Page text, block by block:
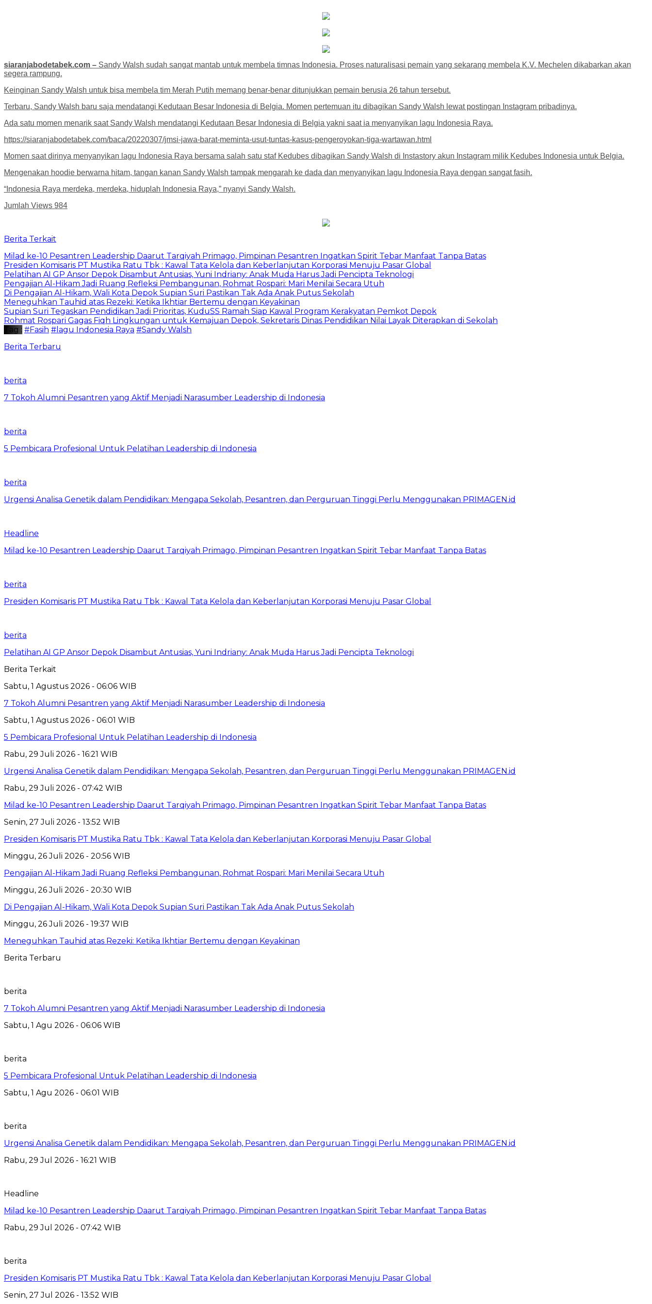
siaranjabodetabek.com – Sandy Walsh sudah sangat mantab untuk membela timnas Indonesia. Proses naturalisasi pemain yang sekarang membela K.V. Mechelen dikabarkan akan
segera rampung.
Keinginan Sandy Walsh untuk bisa membela tim Merah Putih memang benar-benar ditunjukkan pemain berusia 26 tahun tersebut.
Terbaru, Sandy Walsh baru saja mendatangi Kedutaan Besar Indonesia di Belgia. Momen pertemuan itu dibagikan Sandy Walsh lewat postingan Instagram pribadinya.
Ada satu momen menarik saat Sandy Walsh mendatangi Kedutaan Besar Indonesia di Belgia yakni saat ia menyanyikan lagu Indonesia Raya.
https://siaranjabodetabek.com/baca/20220307/jmsi-jawa-barat-meminta-usut-tuntas-kasus-pengeroyokan-tiga-wartawan.html
Momen saat dirinya menyanyikan lagu Indonesia Raya bersama salah satu staf Kedubes dibagikan Sandy Walsh di Instastory akun Instagram milik Kedubes Indonesia untuk Belgia.
Mengenakan hoodie berwarna hitam, tangan kanan Sandy Walsh tampak mengarah ke dada dan menyanyikan lagu Indonesia Raya dengan sangat fasih.
“Indonesia Raya merdeka, merdeka, hiduplah Indonesia Raya,” nyanyi Sandy Walsh.
Jumlah Views 984
Berita Terkait
Milad ke-10 Pesantren Leadership Daarut Tarqiyah Primago, Pimpinan Pesantren Ingatkan Spirit Tebar Manfaat Tanpa Batas
Presiden Komisaris PT Mustika Ratu Tbk : Kawal Tata Kelola dan Keberlanjutan Korporasi Menuju Pasar Global
Pelatihan AI GP Ansor Depok Disambut Antusias, Yuni Indriany: Anak Muda Harus Jadi Pencipta Teknologi
Pengajian Al-Hikam Jadi Ruang Refleksi Pembangunan, Rohmat Rospari: Mari Menilai Secara Utuh
Di Pengajian Al-Hikam, Wali Kota Depok Supian Suri Pastikan Tak Ada Anak Putus Sekolah
Meneguhkan Tauhid atas Rezeki: Ketika Ikhtiar Bertemu dengan Keyakinan
Supian Suri Tegaskan Pendidikan Jadi Prioritas, KuduSS Ramah Siap Kawal Program Kerakyatan Pemkot Depok
Rohmat Rospari Gagas Fiqh Lingkungan untuk Kemajuan Depok, Sekretaris Dinas Pendidikan Nilai Layak Diterapkan di Sekolah
Tag : #Fasih #lagu Indonesia Raya #Sandy Walsh
Berita Terbaru
berita
7 Tokoh Alumni Pesantren yang Aktif Menjadi Narasumber Leadership di Indonesia
berita
5 Pembicara Profesional Untuk Pelatihan Leadership di Indonesia
berita
Urgensi Analisa Genetik dalam Pendidikan: Mengapa Sekolah, Pesantren, dan Perguruan Tinggi Perlu Menggunakan PRIMAGEN.id
Headline
Milad ke-10 Pesantren Leadership Daarut Tarqiyah Primago, Pimpinan Pesantren Ingatkan Spirit Tebar Manfaat Tanpa Batas
berita
Presiden Komisaris PT Mustika Ratu Tbk : Kawal Tata Kelola dan Keberlanjutan Korporasi Menuju Pasar Global
berita
Pelatihan AI GP Ansor Depok Disambut Antusias, Yuni Indriany: Anak Muda Harus Jadi Pencipta Teknologi
Berita Terkait
Sabtu, 1 Agustus 2026 - 06:06 WIB
7 Tokoh Alumni Pesantren yang Aktif Menjadi Narasumber Leadership di Indonesia
Sabtu, 1 Agustus 2026 - 06:01 WIB
5 Pembicara Profesional Untuk Pelatihan Leadership di Indonesia
Rabu, 29 Juli 2026 - 16:21 WIB
Urgensi Analisa Genetik dalam Pendidikan: Mengapa Sekolah, Pesantren, dan Perguruan Tinggi Perlu Menggunakan PRIMAGEN.id
Rabu, 29 Juli 2026 - 07:42 WIB
Milad ke-10 Pesantren Leadership Daarut Tarqiyah Primago, Pimpinan Pesantren Ingatkan Spirit Tebar Manfaat Tanpa Batas
Senin, 27 Juli 2026 - 13:52 WIB
Presiden Komisaris PT Mustika Ratu Tbk : Kawal Tata Kelola dan Keberlanjutan Korporasi Menuju Pasar Global
Minggu, 26 Juli 2026 - 20:56 WIB
Pengajian Al-Hikam Jadi Ruang Refleksi Pembangunan, Rohmat Rospari: Mari Menilai Secara Utuh
Minggu, 26 Juli 2026 - 20:30 WIB
Di Pengajian Al-Hikam, Wali Kota Depok Supian Suri Pastikan Tak Ada Anak Putus Sekolah
Minggu, 26 Juli 2026 - 19:37 WIB
Meneguhkan Tauhid atas Rezeki: Ketika Ikhtiar Bertemu dengan Keyakinan
Berita Terbaru
berita
7 Tokoh Alumni Pesantren yang Aktif Menjadi Narasumber Leadership di Indonesia
Sabtu, 1 Agu 2026 - 06:06 WIB
berita
5 Pembicara Profesional Untuk Pelatihan Leadership di Indonesia
Sabtu, 1 Agu 2026 - 06:01 WIB
berita
Urgensi Analisa Genetik dalam Pendidikan: Mengapa Sekolah, Pesantren, dan Perguruan Tinggi Perlu Menggunakan PRIMAGEN.id
Rabu, 29 Jul 2026 - 16:21 WIB
Headline
Milad ke-10 Pesantren Leadership Daarut Tarqiyah Primago, Pimpinan Pesantren Ingatkan Spirit Tebar Manfaat Tanpa Batas
Rabu, 29 Jul 2026 - 07:42 WIB
berita
Presiden Komisaris PT Mustika Ratu Tbk : Kawal Tata Kelola dan Keberlanjutan Korporasi Menuju Pasar Global
Senin, 27 Jul 2026 - 13:52 WIB